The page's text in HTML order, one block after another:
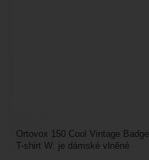
Ortovox 150 Cool Vintage Badge
T-shirt W: je dámské vlněné